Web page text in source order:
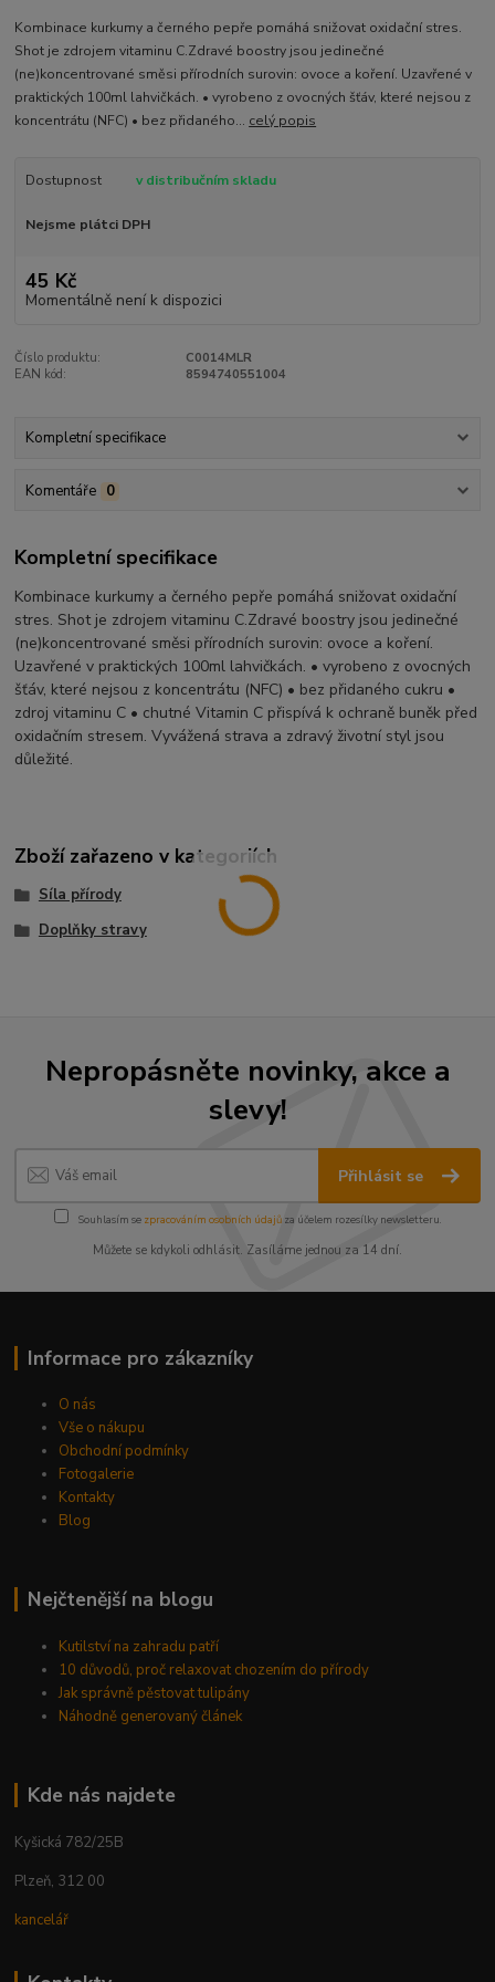
Kombinace kurkumy a černého pepře pomáhá snižovat oxidační stres.
Shot je zdrojem vitaminu C.Zdravé boostry jsou jedinečné
(ne)koncentrované směsi přírodních surovin: ovoce a koření. Uzavřené v
praktických 100ml lahvičkách. • vyrobeno z ovocných šťáv, které nejsou z
koncentrátu (NFC) • bez přidaného... celý popis
Dostupnost v distribučním skladu
Nejsme plátci DPH
45 Kč
Momentálně není k dispozici
Číslo produktu:
C0014MLR
EAN kód:
8594740551004
Kompletní specifikace
Komentáře 0
Kompletní specifikace
Kombinace kurkumy a černého pepře pomáhá snižovat oxidační
stres. Shot je zdrojem vitaminu C.Zdravé boostry jsou jedinečné
(ne)koncentrované směsi přírodních surovin: ovoce a koření.
Uzavřené v praktických 100ml lahvičkách. • vyrobeno z ovocných
šťáv, které nejsou z koncentrátu (NFC) • bez přidaného cukru •
zdroj vitaminu C • chutné Vitamin C přispívá k ochraně buněk před
oxidačním stresem. Vyvážená strava a zdravý životní styl jsou
důležité.
Zboží zařazeno v kategoriích
Síla přírody
Doplňky stravy
Nepropásněte novinky, akce a
slevy!
Přihlásit se
Souhlasím se zpracováním osobních údajůza účelem rozesílky newsletteru.
Můžete se kdykoli odhlásit. Zasíláme jednou za 14 dní.
Informace pro zákazníky
O nás
Vše o nákupu
Obchodní podmínky
Fotogalerie
Kontakty
Blog
Nejčtenější na blogu
Kutilství na zahradu patří
10 důvodů, proč relaxovat chozením do přírody
Jak správně pěstovat tulipány
Náhodně generovaný článek
Kde nás najdete
Kyšická 782/25B
Plzeň, 312 00
kancelář